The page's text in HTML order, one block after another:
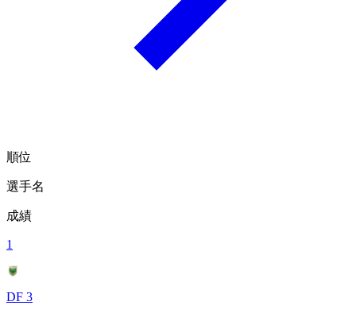
順位
選手名
成績
1
DF 3